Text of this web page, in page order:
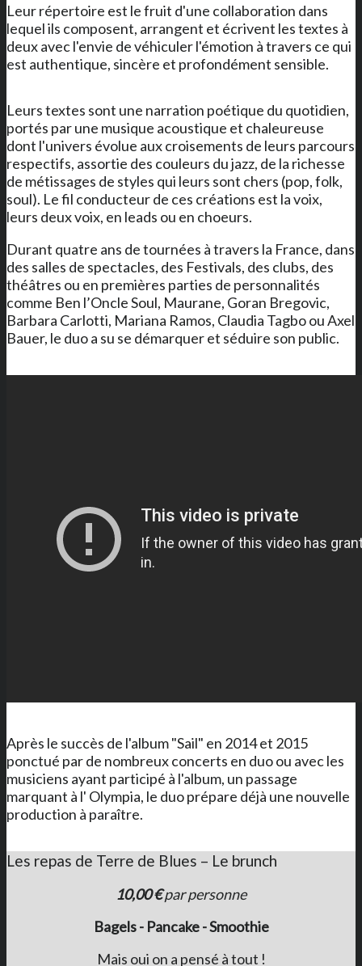
Leur répertoire est le fruit d'une collaboration dans
lequel ils composent, arrangent et écrivent les textes à
deux avec l'envie de véhiculer l'émotion à travers ce qui
est authentique, sincère et profondément sensible.
Leurs textes sont une narration poétique du quotidien,
portés par une musique acoustique et chaleureuse
dont l'univers évolue aux croisements de leurs parcours
respectifs, assortie des couleurs du jazz, de la richesse
de métissages de styles qui leurs sont chers (pop, folk,
soul). Le fil conducteur de ces créations est la voix,
leurs deux voix, en leads ou en choeurs.
Durant quatre ans de tournées à travers la France, dans
des salles de spectacles, des Festivals, des clubs, des
théâtres ou en premières parties de personnalités
comme Ben l’Oncle Soul, Maurane, Goran Bregovic,
Barbara Carlotti, Mariana Ramos, Claudia Tagbo ou Axel
Bauer, le duo a su se démarquer et séduire son public.
Après le succès de l'album "Sail" en 2014 et 2015
ponctué par de nombreux concerts en duo ou avec les
musiciens ayant participé à l'album, un passage
marquant à l' Olympia, le duo prépare déjà une nouvelle
production à paraître.
Les repas de Terre de Blues – Le brunch
10,00 €par personne
Bagels - Pancake - Smoothie
Mais oui on a pensé à tout !